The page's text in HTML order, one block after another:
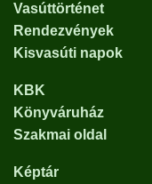
Vasúttörténet
Rendezvények
Kisvasúti napok
KBK
Könyváruház
Szakmai oldal
Képtár